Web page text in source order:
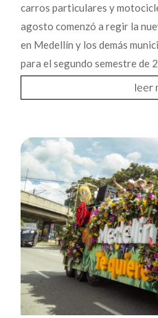
carros particulares y
agosto comenzó a regir la
en Medellín y los demás
para el segundo semestre de
leer